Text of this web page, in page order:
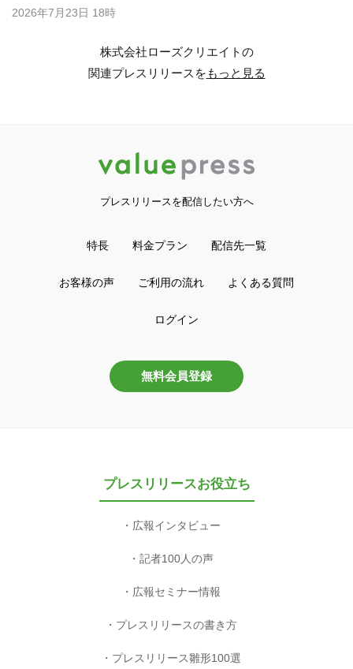
2026年7月23日 18時
株式会社ローズクリエイトの
関連プレスリリースをもっと見る
プレスリリースを配信したい方へ
特長 料金プラン 配信先一覧
お客様の声 ご利用の流れ よくある質問
ログイン
無料会員登録
プレスリリースお役立ち
広報インタビュー
記者100人の声
広報セミナー情報
プレスリリースの書き方
プレスリリース雛形100選